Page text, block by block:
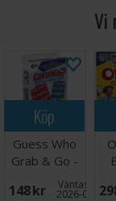
Vi
Köp
Guess Who
Grab & Go -
Reseutgåva
148 SEK Väntas in:
2026-08-27